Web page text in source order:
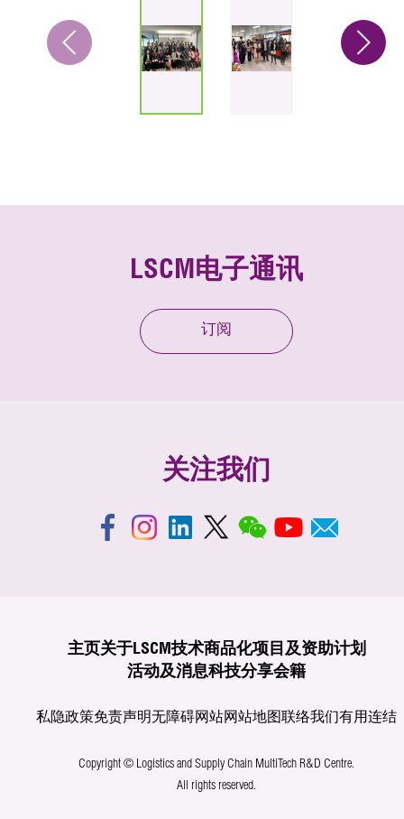
LSCM电子通讯
订阅
关注我们
主页关于LSCM技术商品化项目及资助计划
活动及消息科技分享会籍
私隐政策免责声明无障碍网站网站地图联络我们有用连结
Copyright © Logistics and Supply Chain MultiTech R&D Centre.
All rights reserved.